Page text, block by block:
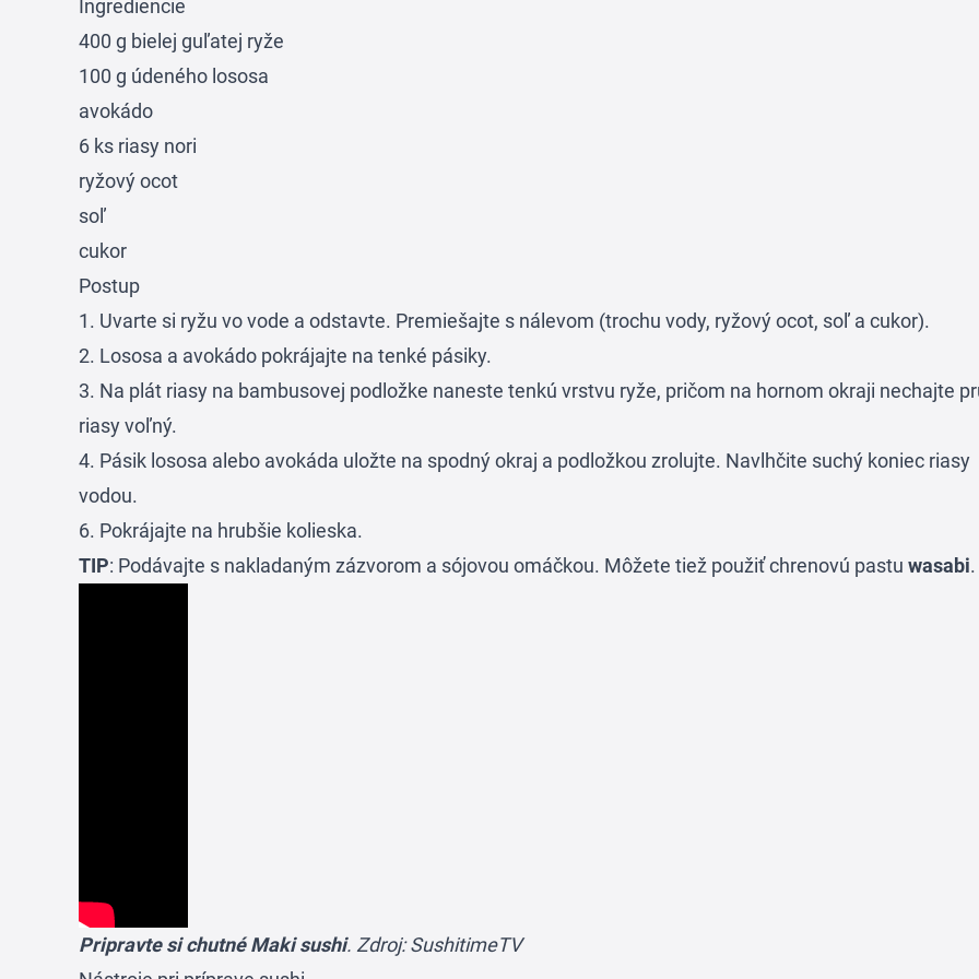
Ingrediencie
400 g bielej guľatej ryže
100 g údeného lososa
avokádo
6 ks riasy nori
ryžový ocot
soľ
cukor
Postup
1. Uvarte si ryžu vo vode a odstavte. Premiešajte s nálevom (trochu vody, ryžový ocot, soľ a cukor).
2. Lososa a avokádo pokrájajte na tenké pásiky.
3. Na plát riasy na bambusovej podložke naneste tenkú vrstvu ryže, pričom na hornom okraji nechajte
riasy voľný.
4. Pásik lososa alebo avokáda uložte na spodný okraj a podložkou zrolujte. Navlhčite suchý koniec riasy
vodou.
6. Pokrájajte na hrubšie kolieska.
TIP: Podávajte s nakladaným zázvorom a sójovou omáčkou. Môžete tiež použiť chrenovú pastu wasabi.
Pripravte si chutné Maki sushi. Zdroj: SushitimeTV